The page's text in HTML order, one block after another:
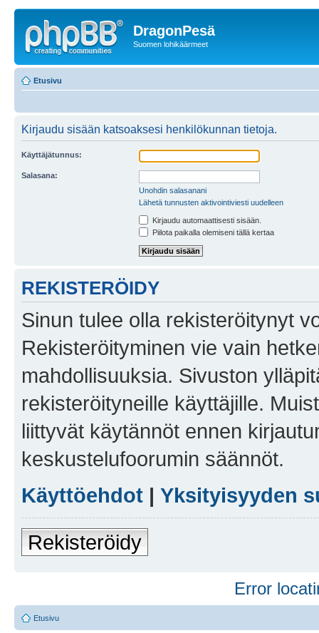
DragonPesä
Suomen lohikäärmeet
Etusivu
Kirjaudu sisään katsoaksesi henkilökunnan tietoja.
Käyttäjätunnus:
Salasana:
Unohdin salasanani
Lähetä tunnusten aktivointiviesti uudelleen
Kirjaudu automaattisesti sisään.
Piilota paikalla olemiseni tällä kertaa
REKISTERÖIDY
Sinun tulee olla rekisteröitynyt
Rekisteröityminen vie vain
mahdollisuuksia. Sivuston
rekisteröityneille käyttäjille.
liittyvät käytännöt ennen
keskustelufoorumin säännöt.
Käyttöehdot | Yksityisyyden
Rekisteröidy
Error
Etusivu